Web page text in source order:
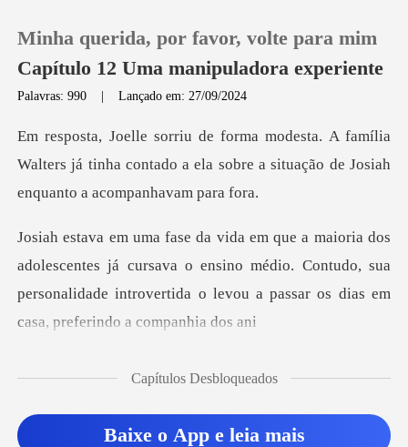
0
Loja
Histórico
Sair
Minha querida, por favor, volte para mim
Capítulo 12 Uma manipuladora experiente
Palavras: 990 |Lançado em: 27/09/2024
mília
Walters já tinha contado a ela sobre a situ
s já cursava o ensino médio. Contudo, sua
personalidade introverti
Capítulos Desbloqueados
Baixe o App e leia mais